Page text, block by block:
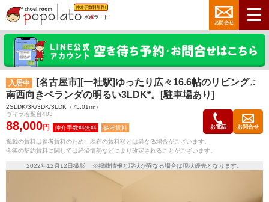
入居中
[名古屋市][一社駅]ゆったり広々16.6帖のリビング♫
南西向きベランダの明るい3LDK*。[駐車場あり]
2SLDK/3K/3DK/3LDK（75.01m²）
ヴィラ若葉台403
88,000円 参考賃料 お電話 お問合せ
掲載の賃料は参考賃料のため、現在の賃料額とは異なる場合がございます。
今後の契約賃料に関しては経済情勢などにより改定されることがございます。
2022年12月12日撮影 ※掲載情報と現状が異なる場合は現状優先となります。